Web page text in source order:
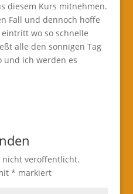
diesem Kurs mitnehmen.
Fall und dennoch hoffe
wo so schnelle
alle den sonnigen Tag
und ich werden es
nicht veröffentlicht.
* markiert